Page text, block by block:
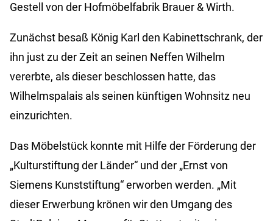
Gestell von der Hofmöbelfabrik Brauer & Wirth.
Zunächst besaß König Karl den Kabinettschrank, der
ihn just zu der Zeit an seinen Neffen Wilhelm
vererbte, als dieser beschlossen hatte, das
Wilhelmspalais als seinen künftigen Wohnsitz neu
einzurichten.
Das Möbelstück konnte mit Hilfe der Förderung der
„Kulturstiftung der Länder“ und der „Ernst von
Siemens Kunststiftung“ erworben werden. „Mit
dieser Erwerbung krönen wir den Umgang des